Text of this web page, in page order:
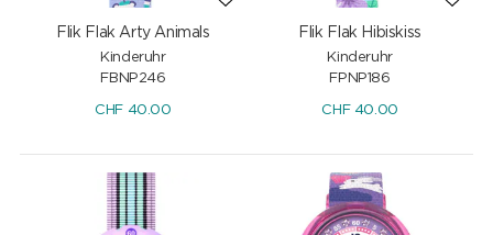
Flik Flak Arty Animals
Kinderuhr
FBNP246
CHF 40.00
Flik Flak Hibiskiss
Kinderuhr
FPNP186
CHF40.00